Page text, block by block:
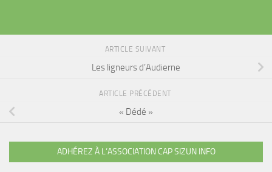
ARTICLE SUIVANT
Les ligneurs d’Audierne
ARTICLE PRÉCÉDENT
« Dédé »
ADHÉREZ À L’ASSOCIATION CAP SIZUN INFO